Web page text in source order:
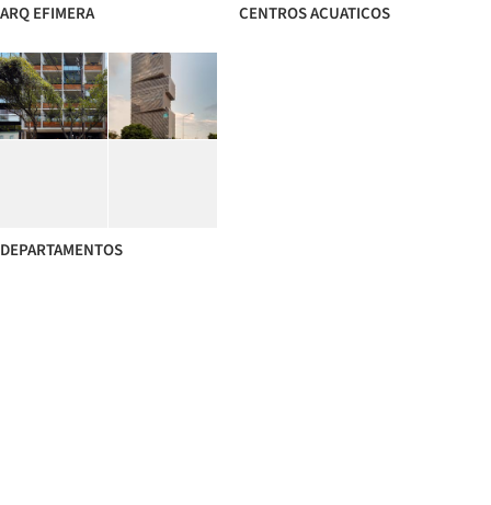
ARQ EFIMERA CENTROS ACUATICOS
DEPARTAMENTOS